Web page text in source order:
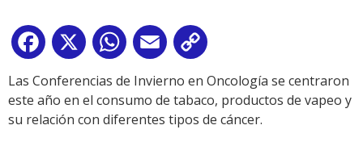
Facebook
X WhatsApp
Email
Link
Las Conferencias de Invierno en Oncología se centraron
este año en el consumo de tabaco, productos de vapeo y
su relación con diferentes tipos de cáncer.